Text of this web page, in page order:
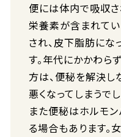
便には体内で吸収
栄養素が含まれてい
され、皮下脂肪にな
す。年代にかかわら
方は、便秘を解決し
悪くなってしまうでし
また便秘はホルモン
る場合もあります。